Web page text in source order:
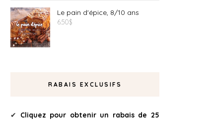
Le pain d'épice, 8/10 ans
6.50$
RABAIS EXCLUSIFS
✔ Cliquez pour obtenir un rabais de 25